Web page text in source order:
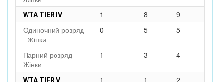
WTA TIER IV 1 8
9
Одиночний розряд
- Жінки
0 5 5
Парний розряд -
Жінки
1 3 4
WTA TIER V 1 1
2